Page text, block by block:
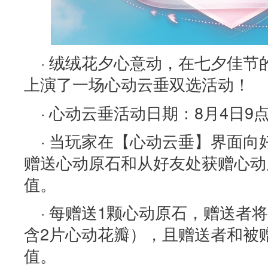
· 绒绒花夕心意动，在七夕佳
上演了一场心动云垂双选活动！
· 心动云垂活动日期：8月4日9
· 当玩家在【心动云垂】界面
赠送心动原石和从好友处获赠心
值。
· 每赠送1颗心动原石，赠送者
含2片心动花瓣），且赠送者和被
值。